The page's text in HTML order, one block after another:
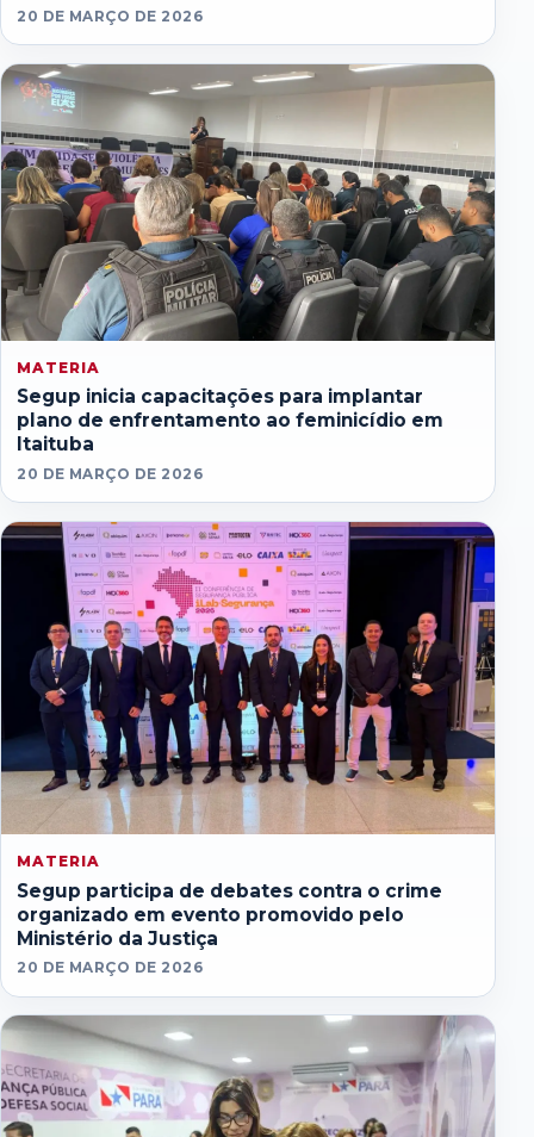
20 DE MARÇO DE 2026
MATERIA
Segup inicia capacitações para implantar
plano de enfrentamento ao feminicídio em
Itaituba
20 DE MARÇO DE 2026
MATERIA
Segup participa de debates contra o crime
organizado em evento promovido pelo
Ministério da Justiça
20 DE MARÇO DE 2026